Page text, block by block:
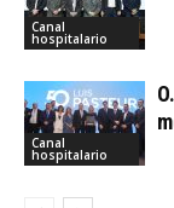
Canal
hospitalario
Canal
hospitalario